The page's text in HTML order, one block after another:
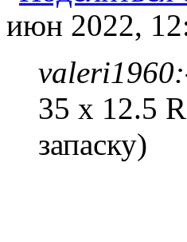
июн 2022,
valeri1960:
35 x 12.5
запаску)